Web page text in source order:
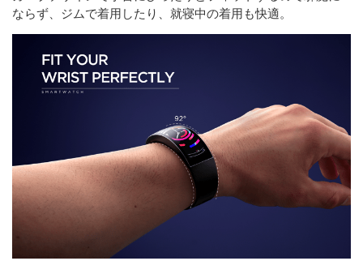
ならず、ジムで着用したり、就寝中の着用も快適。